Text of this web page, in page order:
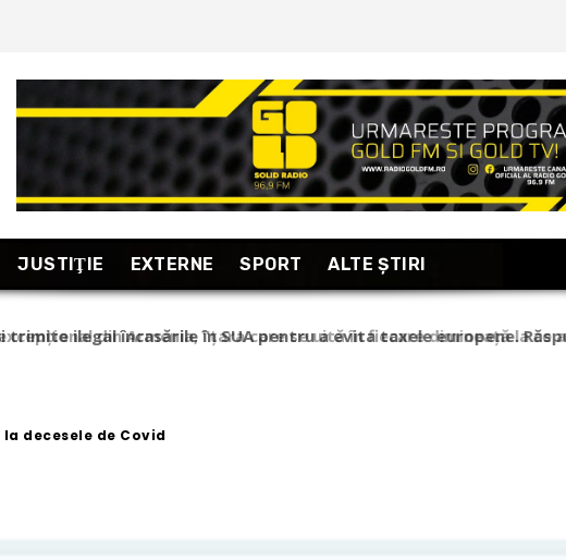
JUSTIŢIE EXTERNE SPORT ALTE ŞTIRI
ilegal încasările în SUA pentru a evita taxele europene.
decesele de Covid